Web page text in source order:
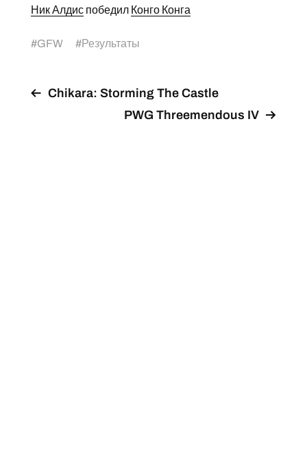
Ник Алдиспобедил Конго Конга
#GFW #Результаты
Chikara: Storming The Castle
PWG Threemendous IV